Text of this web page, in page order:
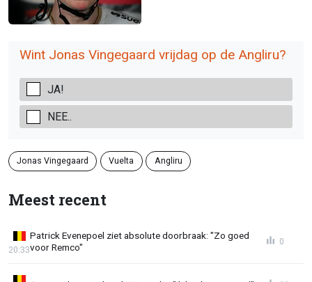
Wint Jonas Vingegaard vrijdag op de Angliru?
JA!
NEE..
Jonas Vingegaard Vuelta Angliru
Meest recent
Patrick Evenepoel ziet absolute doorbraak: "Zo goed
voor Remco"
20:33
0